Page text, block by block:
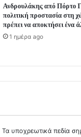
Ανδρουλάκης από Πόρτο
πολιτική προστασία στη
πρέπει να αποκτήσει ένα
1 ημέρα ago
Τα υποχρεωτικά πεδία